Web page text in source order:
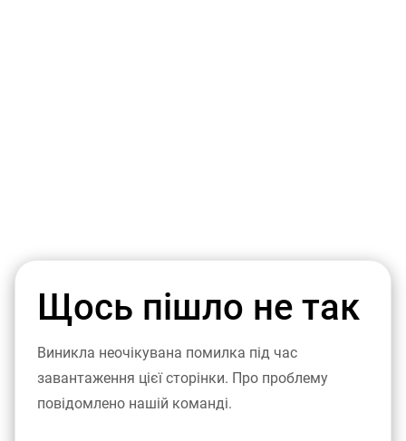
Щось пішло не так
Виникла неочікувана помилка під час
завантаження цієї сторінки. Про проблему
повідомлено нашій команді.